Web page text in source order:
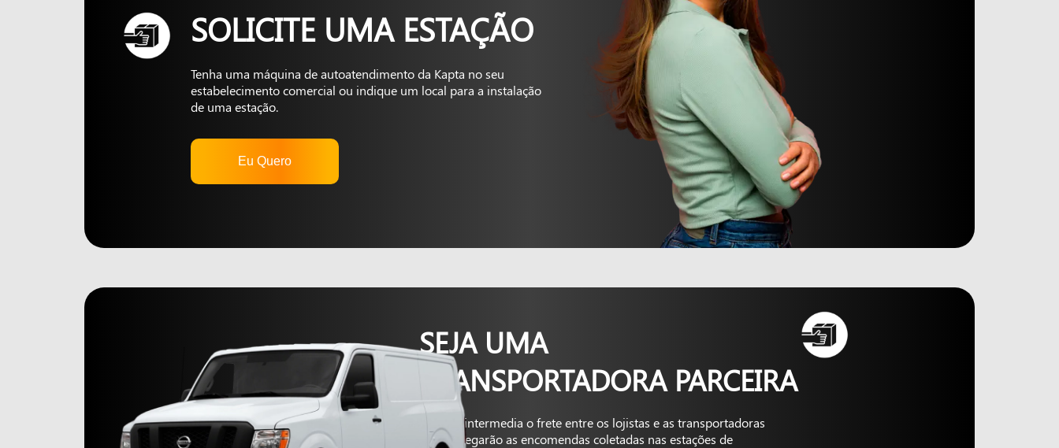
SOLICITE UMA ESTAÇÃO
Tenha uma máquina de autoatendimento da Kapta no seu
estabelecimento comercial ou indique um local para a instalação
de uma estação.
Eu Quero
SEJA UMA
TRANSPORTADORA PARCEIRA
A Kapta intermedia o frete entre os lojistas e as transportadoras
que entregarão as encomendas coletadas nas estações de